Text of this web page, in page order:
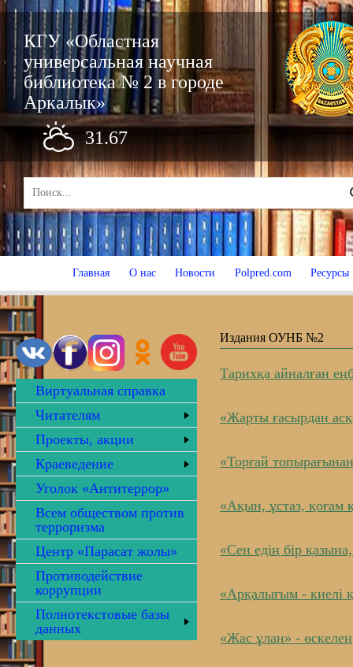
КГУ «Областная
универсальная научная
библиотека № 2 в городе
Аркалык»
31.67
Главная О нас Новости Polpred.com Ресурсы
Виртуальная справка
Читателям
Проекты, акции
Краеведение
Уголок «Антитеррор»
Всем обществом против
терроризма
Центр «Парасат жолы»
Противодействие
коррупции
Полнотекстовые базы
данных
Издания ОУНБ №2
Тарихқа айналған
«Жарты ғасырдан
«Торғай
«Ақын, ұстаз, қоғам
«Сен едің бір
«Арқалығым - киелі
«Жас ұлан» - өскелең